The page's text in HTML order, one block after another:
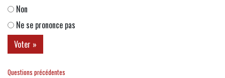
Non
Ne se prononce pas
Questions précédentes